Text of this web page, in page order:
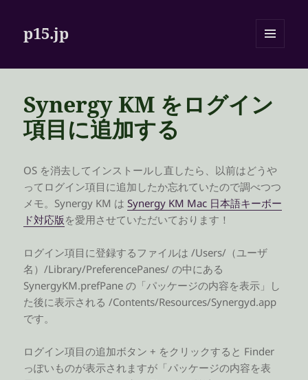
p15.jp
ーとウ
Synergy KM をログイン
項目に追加する
OS を消去してインストールし直したら、以前はどうや
ってログイン項目に追加したか忘れていたので調べつつ
メモ。Synergy KM はSynergy KM Mac 日本語キーボー
ド対応版を愛用させていただいております！
ログイン項目に登録するファイルは /Users/（ユーザ
名）/Library/PreferencePanes/ の中にある
SynergyKM.prefPane の「パッケージの内容を表示」し
た後に表示される /Contents/Resources/Synergyd.app
です。
ログイン項目の追加ボタン + をクリックすると Finder
っぽいものが表示されますが「パッケージの内容を表